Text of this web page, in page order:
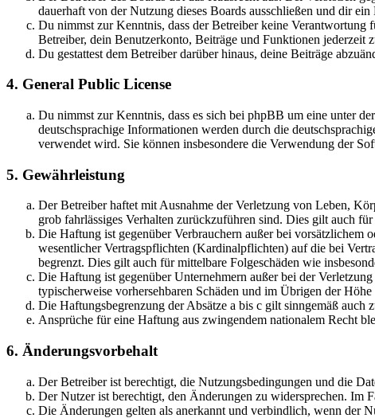
dauerhaft von der Nutzung dieses Boards ausschließen und dir ein
Du nimmst zur Kenntnis, dass der Betreiber keine Verantwortung
Betreiber, dein Benutzerkonto, Beiträge und Funktionen jederzeit
Du gestattest dem Betreiber darüber hinaus, deine Beiträge
4. General Public License
Du nimmst zur Kenntnis, dass es sich bei phpBB um eine unter
deutschsprachige Informationen werden durch die
verwendet wird. Sie können insbesondere die Verwendung der
5. Gewährleistung
Der Betreiber haftet mit Ausnahme der Verletzung von Leben,
grob fahrlässiges Verhalten zurückzuführen sind. Dies gilt auch
Die Haftung ist gegenüber Verbrauchern außer bei vorsätzlichem
wesentlicher Vertragspflichten (Kardinalpflichten) auf die bei
begrenzt. Dies gilt auch für mittelbare Folgeschäden wie
Die Haftung ist gegenüber Unternehmern außer bei der
typischerweise vorhersehbaren Schäden und im Übrigen der
Die Haftungsbegrenzung der Absätze a bis c gilt sinngemäß
Ansprüche für eine Haftung aus zwingendem nationalem Recht
6. Änderungsvorbehalt
Der Betreiber ist berechtigt, die Nutzungsbedingungen und die
Der Nutzer ist berechtigt, den Änderungen zu widersprechen. Im
Die Änderungen gelten als anerkannt und verbindlich, wenn der